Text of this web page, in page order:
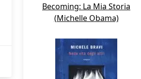
Becoming: La Mia Storia
(Michelle Obama)